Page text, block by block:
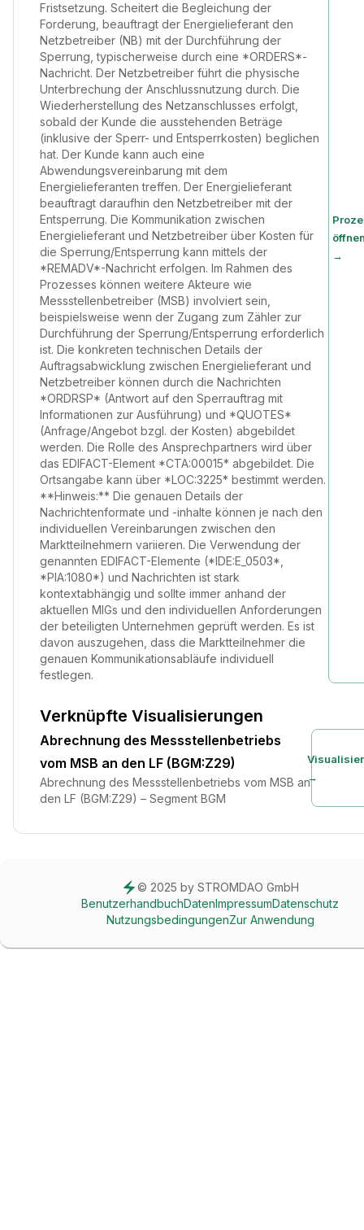
Fristsetzung. Scheitert die Begleichung der
Forderung, beauftragt der Energielieferant den
Netzbetreiber (NB) mit der Durchführung der
Sperrung, typischerweise durch eine *ORDERS*-
Nachricht. Der Netzbetreiber führt die physische
Unterbrechung der Anschlussnutzung durch. Die
Wiederherstellung des Netzanschlusses erfolgt,
sobald der Kunde die ausstehenden Beträge
(inklusive der Sperr- und Entsperrkosten) beglichen
hat. Der Kunde kann auch eine
Abwendungsvereinbarung mit dem
Energielieferanten treffen. Der Energielieferant
beauftragt daraufhin den Netzbetreiber mit der
Entsperrung. Die Kommunikation zwischen
Energielieferant und Netzbetreiber über Kosten für
die Sperrung/Entsperrung kann mittels der
*REMADV*-Nachricht erfolgen. Im Rahmen des
Prozesses können weitere Akteure wie
Messstellenbetreiber (MSB) involviert sein,
beispielsweise wenn der Zugang zum Zähler zur
Durchführung der Sperrung/Entsperrung erforderlich
ist. Die konkreten technischen Details der
Auftragsabwicklung zwischen Energielieferant und
Netzbetreiber können durch die Nachrichten
*ORDRSP* (Antwort auf den Sperrauftrag mit
Informationen zur Ausführung) und *QUOTES*
(Anfrage/Angebot bzgl. der Kosten) abgebildet
werden. Die Rolle des Ansprechpartners wird über
das EDIFACT-Element *CTA:00015* abgebildet. Die
Ortsangabe kann über *LOC:3225* bestimmt werden.
**Hinweis:** Die genauen Details der
Nachrichtenformate und -inhalte können je nach den
individuellen Vereinbarungen zwischen den
Marktteilnehmern variieren. Die Verwendung der
genannten EDIFACT-Elemente (*IDE:E_0503*,
*PIA:1080*) und Nachrichten ist stark
kontextabhängig und sollte immer anhand der
aktuellen MIGs und den individuellen Anforderungen
der beteiligten Unternehmen geprüft werden. Es ist
davon auszugehen, dass die Marktteilnehmer die
genauen Kommunikationsabläufe individuell
festlegen.
→
Verknüpfte Visualisierungen
Abrechnung des Messstellenbetriebs
vom MSB an den LF (BGM:Z29)
Abrechnung des Messstellenbetriebs vom MSB an
den LF (BGM:Z29) – Segment BGM
→
© 2025 by STROMDAO GmbH
BenutzerhandbuchDatenImpressumDatenschutz
NutzungsbedingungenZur Anwendung